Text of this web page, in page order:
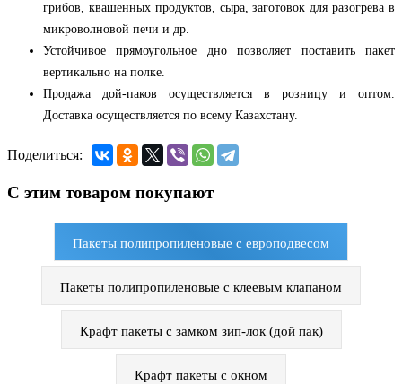
грибов, квашенных продуктов, сыра, заготовок для разогрева в
микроволновой печи и др.
Устойчивое прямоугольное дно позволяет поставить пакет
вертикально на полке.
Продажа дой-паков осуществляется в розницу и оптом.
Доставка осуществляется по всему Казахстану.
Поделиться:
С этим товаром покупают
Пакеты полипропиленовые с европодвесом
Пакеты полипропиленовые с клеевым клапаном
Крафт пакеты с замком зип-лок (дой пак)
Крафт пакеты с окном